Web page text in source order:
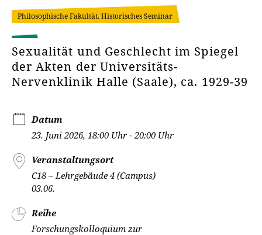
Philosophische Fakultät, Historisches Seminar
Sexualität und Geschlecht im Spiegel
der Akten der Universitäts-
Nervenklinik Halle (Saale), ca. 1929-39
Datum
23. Juni 2026, 18:00 Uhr - 20:00 Uhr
Veranstaltungsort
C18 – Lehrgebäude 4 (Campus)
03.06.
Reihe
Forschungskolloquium zur